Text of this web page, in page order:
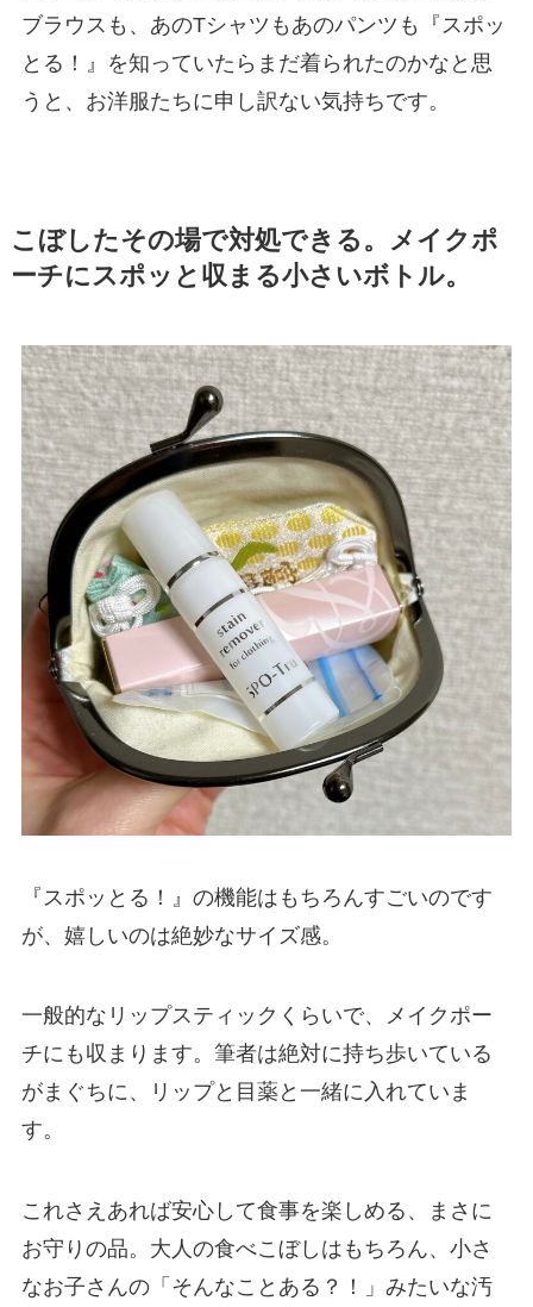
ブラウスも、あのTシャツもあのパンツも『スポッ
とる！』を知っていたらまだ着られたのかなと思
うと、お洋服たちに申し訳ない気持ちです。
こぼしたその場で対処できる。メイクポ
ーチにスポッと収まる小さいボトル。
『スポッとる！』の機能はもちろんすごいのです
が、嬉しいのは絶妙なサイズ感。
一般的なリップスティックくらいで、メイクポー
チにも収まります。筆者は絶対に持ち歩いている
がまぐちに、リップと目薬と一緒に入れていま
す。
これさえあれば安心して食事を楽しめる、まさに
お守りの品。大人の食べこぼしはもちろん、小さ
なお子さんの「そんなことある？！」みたいな汚